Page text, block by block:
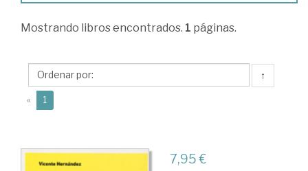
Hernández,
Mostrando libros encontrados. 1 páginas.
↑
« 1
7,95 €